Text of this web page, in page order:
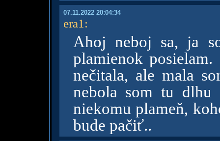
07.11.2022 20:04:34
era1 :
Ahoj neboj sa, ja
plamienok
nečitala, ale mala
nebola som tu
niekomu plameň,
bude pačiť..